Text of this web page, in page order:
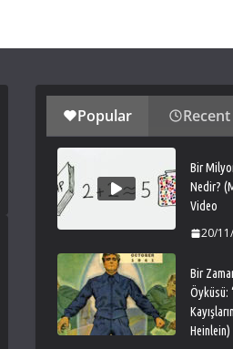
Popular Recent
Bir
Nedir?
Video
20/
Bir
Öyküsü:
Heinlein)